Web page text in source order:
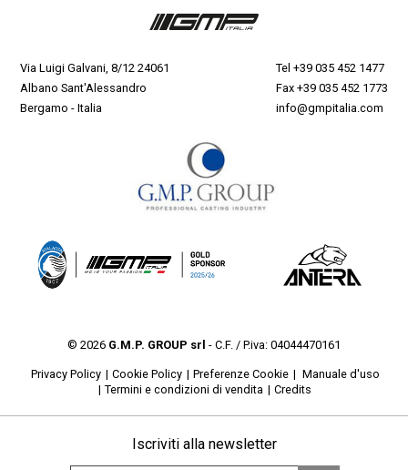
Via Luigi Galvani, 8/12 24061
Albano Sant'Alessandro
Bergamo - Italia
Tel +39 035 452 1477
Fax +39 035 452 1773
info@gmpitalia.com
© 2026 G.M.P. GROUP srl - C.F. / P.iva: 04044470161
Privacy Policy Cookie Policy Preferenze Cookie
Manuale d'uso
Termini e condizioni di vendita
Credits
Iscriviti alla newsletter